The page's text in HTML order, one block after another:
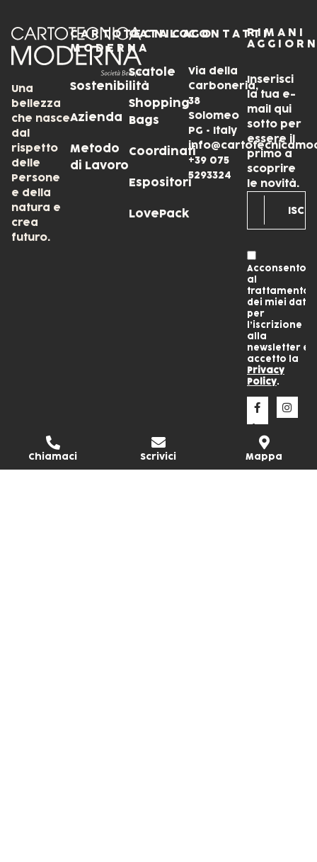
Una
bellezza
che nasce
dal
rispetto
delle
Persone
e della
natura e
crea
futuro.
CARTOTECNICA
MODERNA
Sostenibilità
Azienda
Metodo
di Lavoro
CATALOGO
Scatole
Shopping
Bags
Coordinati
Espositori
LovePack
CONTATTI
Via della
Carboneria,
38
Solomeo
PG • Italy
+39 075
5293324
RIMANI
Inserisci
la tua e-
mail qui
sotto per
essere il
primo a
scoprire
le novità.
Acconsento
al
trattamento
dei miei dati
per
l’iscrizione
alla
newsletter e
accetto la
Privacy
Policy.
Chiamaci Scrivici Mappa